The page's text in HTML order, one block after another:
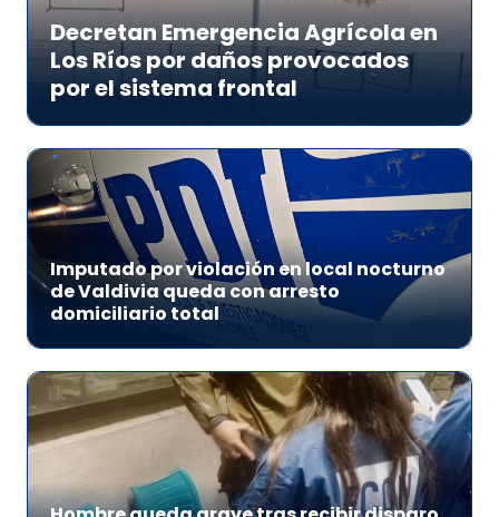
Decretan Emergencia Agrícola en
Los Ríos por daños provocados
por el sistema frontal
Imputado por violación en local nocturno
de Valdivia queda con arresto
domiciliario total